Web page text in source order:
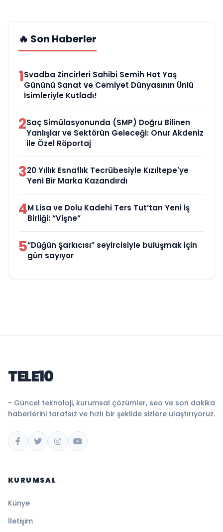
🔥 Son Haberler
1Svadba Zincirleri Sahibi Semih Hot Yaş
Gününü Sanat ve Cemiyet Dünyasının Ünlü
İsimleriyle Kutladı!
2Saç Simülasyonunda (SMP) Doğru Bilinen
Yanlışlar ve Sektörün Geleceği: Onur Akdeniz
ile Özel Röportaj
320 Yıllık Esnaflık Tecrübesiyle Kızıltepe'ye
Yeni Bir Marka Kazandırdı
4M Lisa ve Dolu Kadehi Ters Tut’tan Yeni İş
Birliği: “Vişne”
5“Düğün Şarkıcısı” seyircisiyle buluşmak için
gün sayıyor
TELE10
- Güncel teknoloji, kurumsal çözümler, seo ve son dakika
haberlerini tarafsız ve hızlı bir şekilde sizlere ulaştırıyoruz.
KURUMSAL
Künye
İletişim